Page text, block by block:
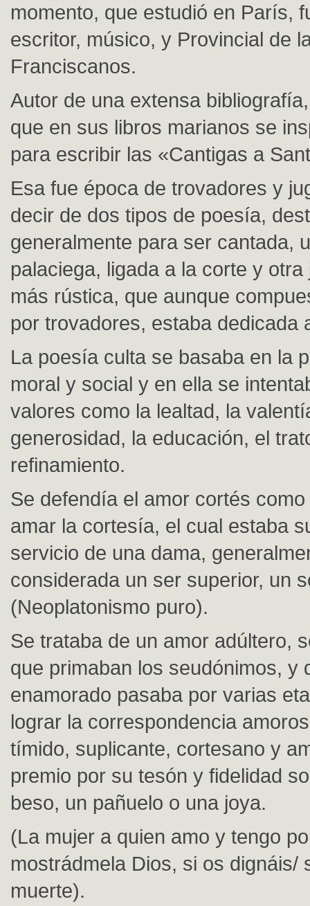
momento, que estudió en París,
escritor, músico, y Provincial de
Franciscanos.
Autor de una extensa
que en sus libros marianos se
para escribir las «Cantigas a
Esa fue época de trovadores y
decir de dos tipos de poesía,
generalmente para ser cantada,
palaciega, ligada a la corte y
más rústica, que aunque
por trovadores, estaba dedicada
La poesía culta se basaba en la
moral y social y en ella se
valores como la lealtad, la
generosidad, la educación, el
refinamiento.
Se defendía el amor cortés
amar la cortesía, el cual estaba
servicio de una dama,
considerada un ser superior, un
(Neoplatonismo puro).
Se trataba de un amor adúltero,
que primaban los seudónimos, y
enamorado pasaba por varias
lograr la correspondencia
tímido, suplicante, cortesano y
premio por su tesón y fidelidad
beso, un pañuelo o una joya.
(La mujer a quien amo y tengo
mostrádmela Dios, si os dignáis/
muerte).